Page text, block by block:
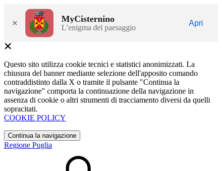
× MyCisternino
L’enigma del paesaggio
Apri
Questo sito utilizza cookie tecnici e statistici anonimizzati. La
chiusura del banner mediante selezione dell'apposito comando
contraddistinto dalla X o tramite il pulsante "Continua la
navigazione" comporta la continuazione della navigazione in
assenza di cookie o altri strumenti di tracciamento diversi da quelli
sopracitati.
COOKIE POLICY
Continua la navigazione
Regione Puglia